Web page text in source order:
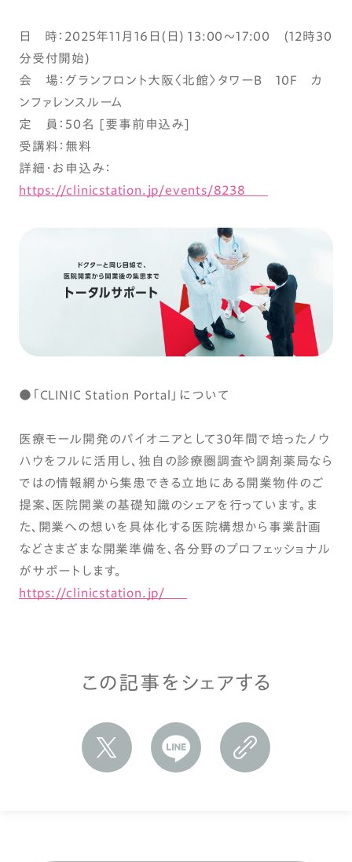
日 時：2025年11月16日(日) 13:00～17:00 (12時30
分受付開始)
会 場：グランフロント大阪〈北館〉タワーB 10F カ
ンファレンスルーム
定 員：50名 [要事前申込み]
受講料：無料
詳細・お申込み：
https://clinicstation.jp/events/8238
●「CLINIC Station Portal」について
医療モール開発のパイオニアとして30年間で培ったノウ
ハウをフルに活用し、独自の診療圏調査や調剤薬局なら
ではの情報網から集患できる立地にある開業物件のご
提案、医院開業の基礎知識のシェアを行っています。ま
た、開業への想いを具体化する医院構想から事業計画
などさまざまな開業準備を、各分野のプロフェッショナル
がサポートします。
https://clinicstation.jp/
この記事をシェアする